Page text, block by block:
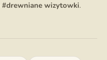
#drewniane wizytowki.